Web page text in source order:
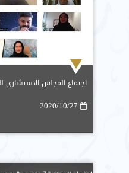
اجتماع المجلس الاستشاري
2020/10/27